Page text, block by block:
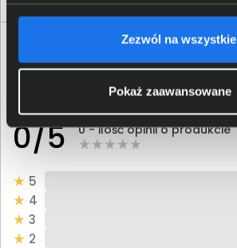
Zezwól na wszystkie
Pokaż zaawansowane
Opinie o produkcie
0/5 0 - ilość opinii o produkcie
5
4
3
2